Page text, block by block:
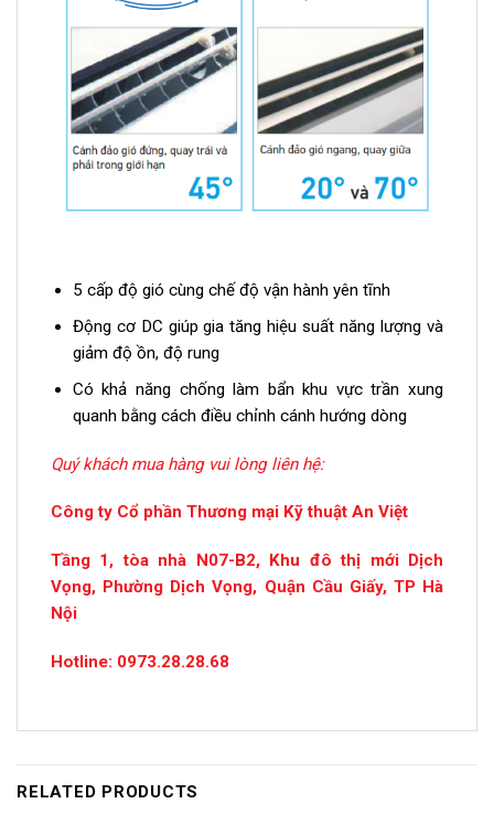
5 cấp độ gió cùng chế độ vận hành yên tĩnh
Động cơ DC giúp gia tăng hiệu suất năng lượng và
giảm độ ồn, độ rung
Có khả năng chống làm bẩn khu vực trần xung
quanh bằng cách điều chỉnh cánh hướng dòng
Quý khách mua hàng vui lòng liên hệ:
Công ty Cổ phần Thương mại Kỹ thuật An Việt
Tầng 1, tòa nhà N07-B2, Khu đô thị mới Dịch
Vọng, Phường Dịch Vọng, Quận Cầu Giấy, TP Hà
Nội
Hotline: 0973.28.28.68
RELATED PRODUCTS